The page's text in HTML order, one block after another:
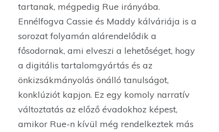
tartanak, mégpedig Rue irányába.
Ennélfogva Cassie és Maddy kálváriája is a
sorozat folyamán alárendelődik a
fősodornak, ami elveszi a lehetőséget, hogy
a digitális tartalomgyártás és az
önkizsákmányolás önálló tanulságot,
konklúziót kapjon. Ez egy komoly narratív
változtatás az előző évadokhoz képest,
amikor Rue-n kívül még rendelkeztek más